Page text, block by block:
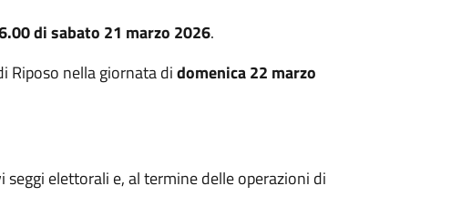
di sabato 21 marzo 2026.
Riposo nella giornata didomenica 22 marzo
elettorali e, al termine delle operazioni di